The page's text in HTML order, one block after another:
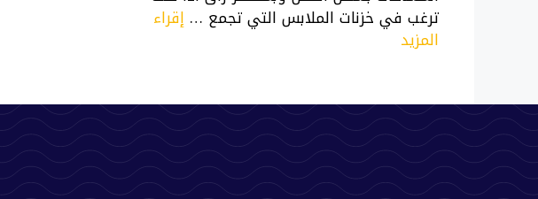
ترغب في خزنات الملابس التي تجمع … إقراء
المزيد